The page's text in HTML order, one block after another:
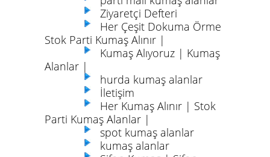
Ziyaretçi Defteri
Her Çeşit Dokuma Örme
Stok Parti Kumaş Alınır |
Kumaş Alıyoruz | Kumaş
Alanlar |
hurda kumaş alanlar
İletişim
Her Kumaş Alınır | Stok
Parti Kumaş Alanlar |
spot kumaş alanlar
kumaş alanlar